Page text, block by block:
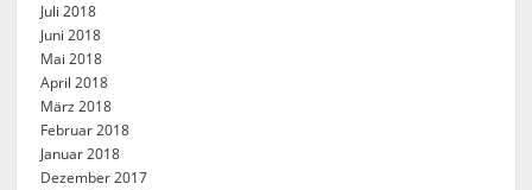
Juli 2018
Juni 2018
Mai 2018
April 2018
März 2018
Februar 2018
Januar 2018
Dezember 2017